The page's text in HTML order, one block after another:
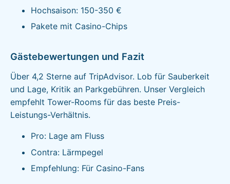
Hochsaison: 150-350 €
Pakete mit Casino-Chips
Gästebewertungen und Fazit
Über 4,2 Sterne auf TripAdvisor. Lob für Sauberkeit
und Lage, Kritik an Parkgebühren. Unser Vergleich
empfehlt Tower-Rooms für das beste Preis-
Leistungs-Verhältnis.
Pro: Lage am Fluss
Contra: Lärmpegel
Empfehlung: Für Casino-Fans